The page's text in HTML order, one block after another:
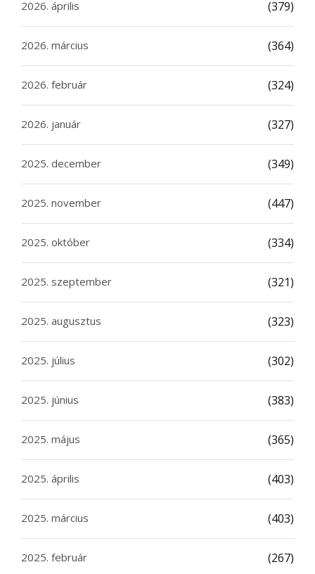
2026. április (379)
2026. március (364)
2026. február (324)
2026. január (327)
2025. december (349)
2025. november (447)
2025. október (334)
2025. szeptember (321)
2025. augusztus (323)
2025. július (302)
2025. június (383)
2025. május (365)
2025. április (403)
2025. március (403)
2025. február (267)